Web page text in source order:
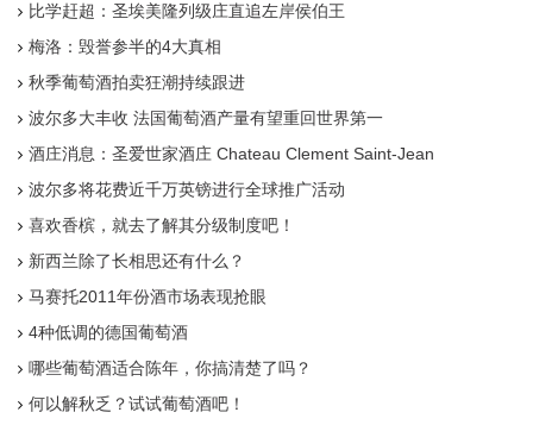
比学赶超：圣埃美隆列级庄直追左岸侯伯王
梅洛：毁誉参半的4大真相
秋季葡萄酒拍卖狂潮持续跟进
波尔多大丰收 法国葡萄酒产量有望重回世界第一
酒庄消息：圣爱世家酒庄 Chateau Clement Saint-Jean
波尔多将花费近千万英镑进行全球推广活动
喜欢香槟，就去了解其分级制度吧！
新西兰除了长相思还有什么？
马赛托2011年份酒市场表现抢眼
4种低调的德国葡萄酒
哪些葡萄酒适合陈年，你搞清楚了吗？
何以解秋乏？试试葡萄酒吧！